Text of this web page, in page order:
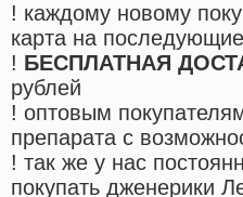
! каждому новому
карта на
! БЕСПЛАТНАЯ
рублей
! оптовым
препарата с
! так же у нас
покупать дженерики